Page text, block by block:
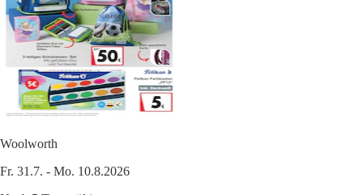
Woolworth
Fr. 31.7. - Mo. 10.8.2026